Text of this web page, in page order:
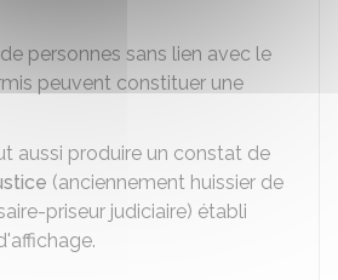
personnes sans lien avec le
peuvent constituer une
aussi produire un constat de
(anciennement huissier de
priseur judiciaire) établi